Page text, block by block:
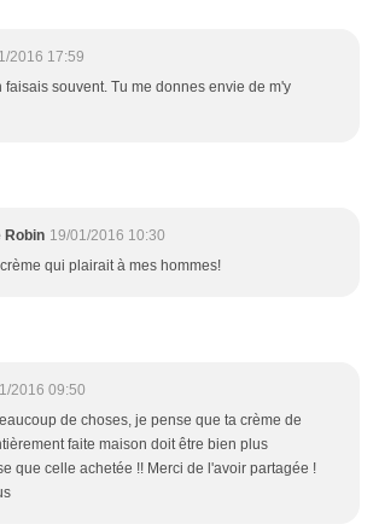
2016 17:59
faisais souvent. Tu me donnes envie de m'y
Robin 19/01/2016 10:30
qui plairait à mes hommes!
2016 09:50
de choses, je pense que ta crème de
faite maison doit être bien plus
que celle achetée !! Merci de l'avoir partagée !